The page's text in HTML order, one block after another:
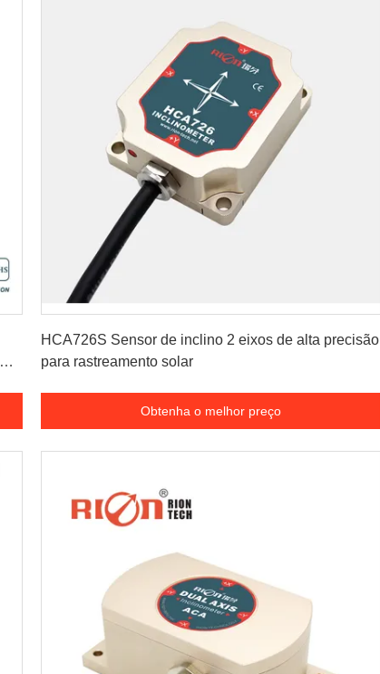
HCA726S Sensor de inclino 2 eixos de alta precisão
para rastreamento solar
Obtenha o melhor preço